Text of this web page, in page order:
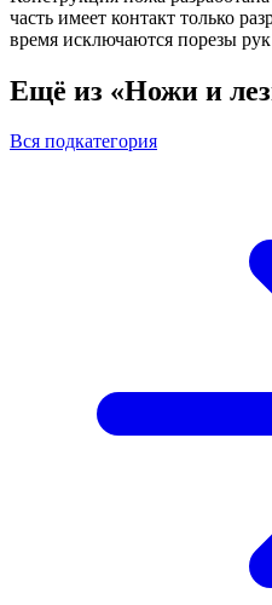
часть имеет контакт только
время исключаются порезы
Ещё из «Ножи и
Вся подкатегория